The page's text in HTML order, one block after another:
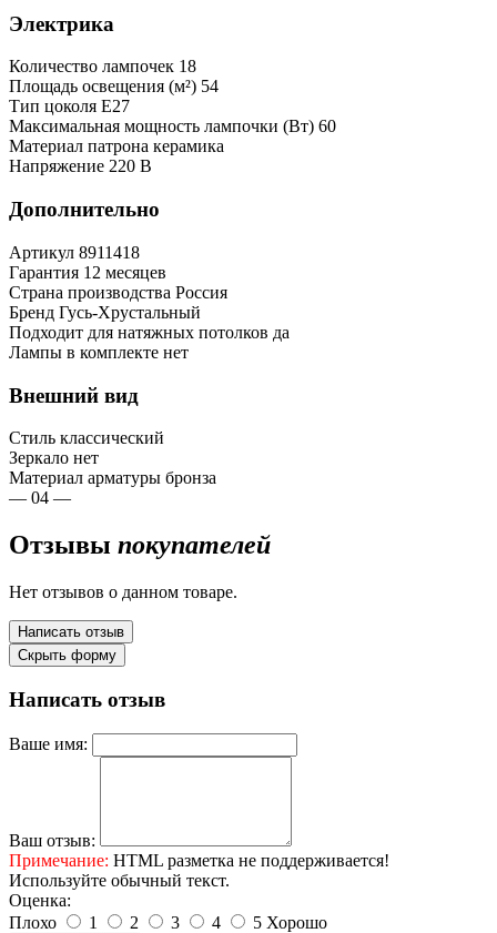
Электрика
Количество лампочек 18
Площадь освещения (м²) 54
Тип цоколя Е27
Максимальная мощность лампочки (Вт) 60
Материал патрона керамика
Напряжение 220 В
Дополнительно
Артикул 8911418
Гарантия 12 месяцев
Страна производства Россия
Бренд Гусь-Хрустальный
Подходит для натяжных потолков да
Лампы в комплекте нет
Внешний вид
Стиль классический
Зеркало нет
Материал арматуры бронза
— 04 —
Отзывы покупателей
Нет отзывов о данном товаре.
Написать отзыв
Скрыть форму
Написать отзыв
Ваше имя:
Ваш отзыв:
Примечание: HTML разметка не поддерживается!
Используйте обычный текст.
Оценка:
Плохо
1 2 3 4 5 Хорошо